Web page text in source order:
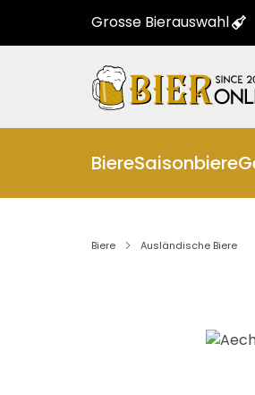
Grosse Bierauswahl
BiereSaisonbiere
Biere Ausländische Biere